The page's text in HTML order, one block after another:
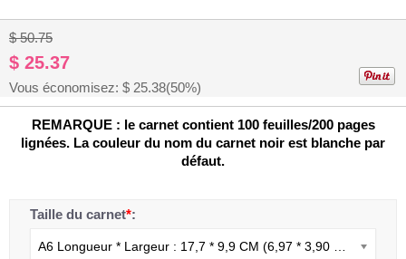
$ 50.75
$ 25.37
Vous économisez: $ 25.38(50%)
REMARQUE : le carnet contient 100 feuilles/200 pages
lignées. La couleur du nom du carnet noir est blanche par
défaut.
Taille du carnet*: